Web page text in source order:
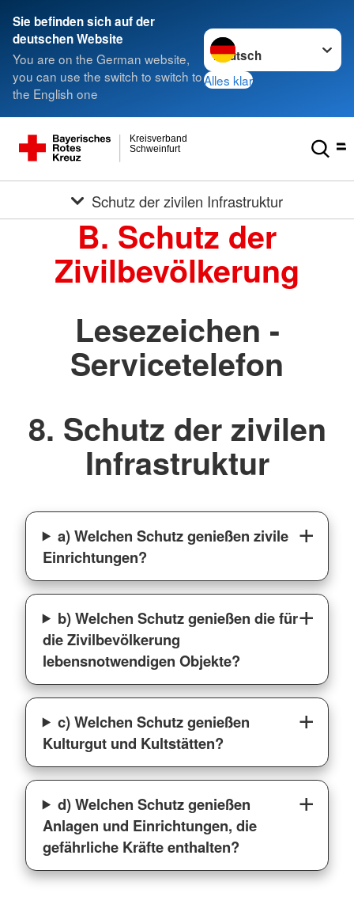
Sie befinden sich auf der
deutschen Website
You are on the German website,
you can use the switch to switch to
the English one
Sprache wechseln zu
Alles klar
Schweinfurt
Kreisverband
Schutz der zivilen Infrastruktur
B. Schutz der
Zivilbevölkerung
Lesezeichen -
Servicetelefon
8. Schutz der zivilen
Infrastruktur
a) Welchen Schutz genießen zivile
Einrichtungen?
b) Welchen Schutz genießen die für
die Zivilbevölkerung
lebensnotwendigen Objekte?
c) Welchen Schutz genießen
Kulturgut und Kultstätten?
d) Welchen Schutz genießen
Anlagen und Einrichtungen, die
gefährliche Kräfte enthalten?